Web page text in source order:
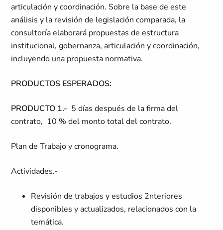
articulación y coordinación. Sobre la base de este
análisis y la revisión de legislación comparada, la
consultoría elaborará propuestas de estructura
institucional, gobernanza, articulación y coordinación,
incluyendo una propuesta normativa.
PRODUCTOS ESPERADOS:
PRODUCTO 1.- 5 días después de la firma del
contrato, 10 % del monto total del contrato.
Plan de Trabajo y cronograma.
Actividades.-
Revisión de trabajos y estudios 2nteriores
disponibles y actualizados, relacionados con la
temática.